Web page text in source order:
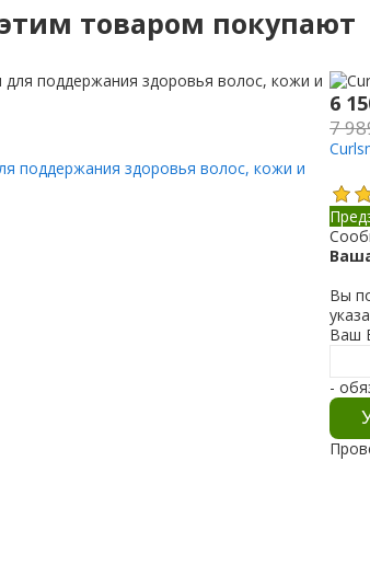
товаром покупают
поддержания здоровья волос, кожи и
6
7
Вы
Ваш
-